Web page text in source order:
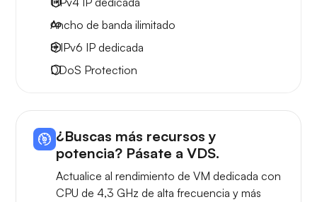
Ancho de banda ilimitado
8 IPv6 IP dedicada
DDoS Protection
¿Buscas más recursos y
potencia? Pásate a VDS.
Actualice al rendimiento de VM dedicada con
CPU de 4,3 GHz de alta frecuencia y más